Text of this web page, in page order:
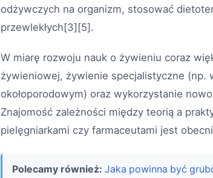
odżywczych na organizm, stosować
przewlekłych[3][5].
W miarę rozwoju nauk o żywieniu coraz
żywieniowej, żywienie specjalistyczne (np.
okołoporodowym) oraz wykorzystanie
Znajomość zależności między teorią a
pielęgniarkami czy farmaceutami jest
Polecamy również: Jaka powinna być